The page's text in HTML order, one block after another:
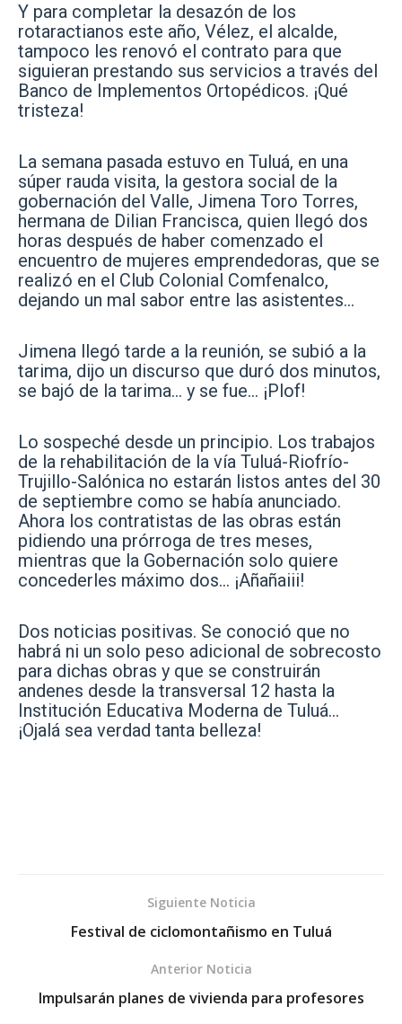
Y para completar la desazón de los
rotaractianos este año, Vélez, el alcalde,
tampoco les renovó el contrato para que
siguieran prestando sus servicios a través del
Banco de Implementos Ortopédicos. ¡Qué
tristeza!
La semana pasada estuvo en Tuluá, en una
súper rauda visita, la gestora social de la
gobernación del Valle, Jimena Toro Torres,
hermana de Dilian Francisca, quien llegó dos
horas después de haber comenzado el
encuentro de mujeres emprendedoras, que se
realizó en el Club Colonial Comfenalco,
dejando un mal sabor entre las asistentes…
Jimena llegó tarde a la reunión, se subió a la
tarima, dijo un discurso que duró dos minutos,
se bajó de la tarima… y se fue… ¡Plof!
Lo sospeché desde un principio. Los trabajos
de la rehabilitación de la vía Tuluá-Riofrío-
Trujillo-Salónica no estarán listos antes del 30
de septiembre como se había anunciado.
Ahora los contratistas de las obras están
pidiendo una prórroga de tres meses,
mientras que la Gobernación solo quiere
concederles máximo dos… ¡Añañaiii!
Dos noticias positivas. Se conoció que no
habrá ni un solo peso adicional de sobrecosto
para dichas obras y que se construirán
andenes desde la transversal 12 hasta la
Institución Educativa Moderna de Tuluá…
¡Ojalá sea verdad tanta belleza!
Siguiente Noticia
Festival de ciclomontañismo en Tuluá
Anterior Noticia
Impulsarán planes de vivienda para profesores